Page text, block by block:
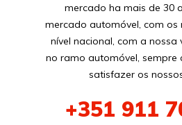
mercado ha mais de 30
mercado automóvel, com os
nível nacional, com a nossa
no ramo automóvel, sempre
satisfazer os
+351 911